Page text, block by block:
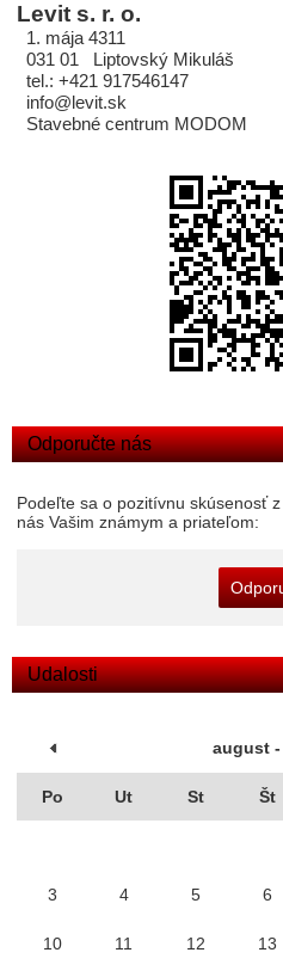
Levit s. r. o.
1. mája 4311
031 01 Liptovský Mikuláš
tel.: +421 917546147
info@levit.sk
Stavebné centrum MODOM
Odporučte nás
Podeľte sa o pozitívnu skúsenosť
nás Vašim známym a priateľom:
Udalosti
august -
Po Ut St Št
3 4 5 6
10 11 12 13